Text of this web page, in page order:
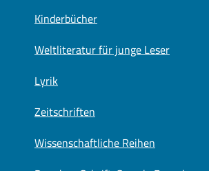
Kinderbücher
Weltliteratur für junge Leser
Lyrik
Zeitschriften
Wissenschaftliche Reihen